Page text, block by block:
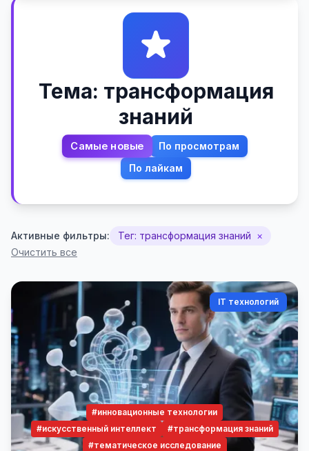
Тема: трансформация
знаний
Самые новые
По просмотрам
По лайкам
Активные фильтры: Тег: трансформация знаний ×
Очистить все
IT технологий
#инновационные технологии
#искусственный интеллект
#трансформация знаний
#тематическое исследование